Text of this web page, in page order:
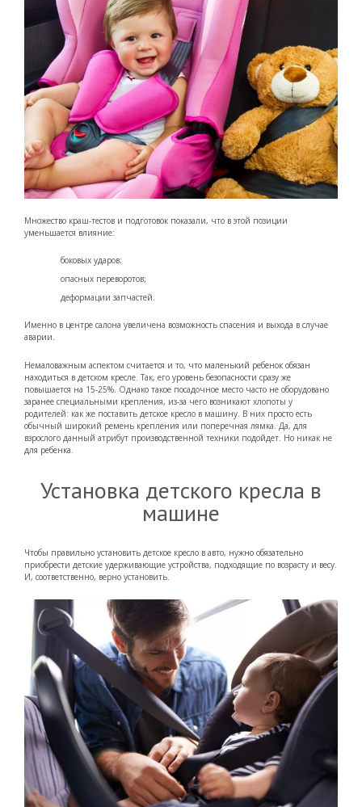
Множество краш-тестов и подготовок показали, что в этой позиции
уменьшается влияние:
боковых ударов;
опасных переворотов;
деформации запчастей.
Именно в центре салона увеличена возможность спасения и выхода в случае
аварии.
Немаловажным аспектом считается и то, что маленький ребенок обязан
находиться в детском кресле. Так, его уровень безопасности сразу же
повышается на 15-25%. Однако такое посадочное место часто не оборудовано
заранее специальными крепления, из-за чего возникают хлопоты у
родителей: как же поставить детское кресло в машину. В них просто есть
обычный широкий ремень крепления или поперечная лямка. Да, для
взрослого данный атрибут производственной техники подойдет. Но никак не
для ребенка.
Установка детского кресла в
машине
Чтобы правильно установить детское кресло в авто, нужно обязательно
приобрести детские удерживающие устройства, подходящие по возрасту и весу.
И, соответственно, верно установить.